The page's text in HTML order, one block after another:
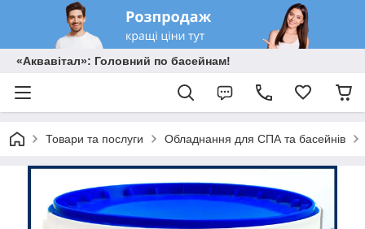
«Аквавітал»: Головний по басейнам!
Товари та послуги Обладнання для СПА та басейнів